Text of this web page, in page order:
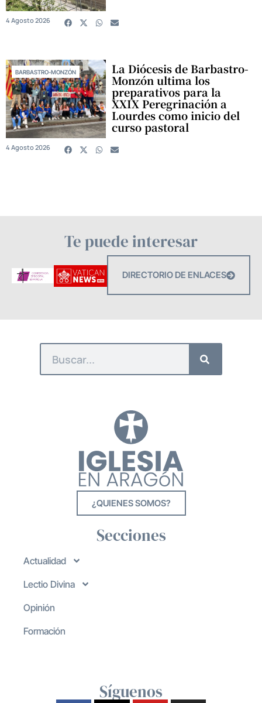
4 Agosto 2026
BARBASTRO-MONZÓN La Diócesis de Barbastro-
Monzón ultima los
preparativos para la
XXIX Peregrinación a
Lourdes como inicio del
curso pastoral
4 Agosto 2026
Te puede interesar
DIRECTORIO DE ENLACES
¿QUIENES SOMOS?
Secciones
Actualidad
Lectio Divina
Opinión
Formación
Síguenos